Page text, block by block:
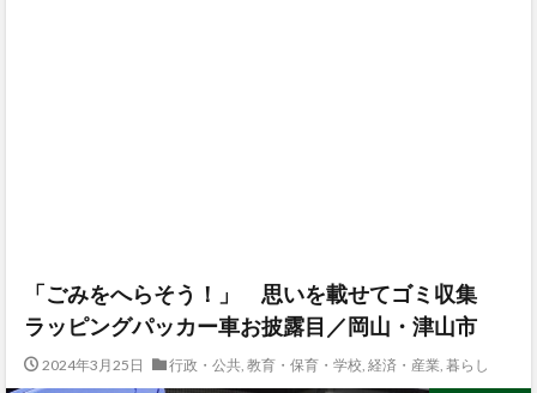
「ごみをへらそう！」 思いを載せてゴミ収集
ラッピングパッカー車お披露目／岡山・津山市
2024年3月25日 行政・公共, 教育・保育・学校, 経済・産業, 暮らし